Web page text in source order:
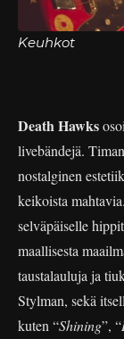
Keuhkot
Death Hawks
livebändejä.
nostalginen
keikoista
selväpäiselle
maallisesta
taustalauluja ja
Stylman, sekä
kuten “Shining”, “